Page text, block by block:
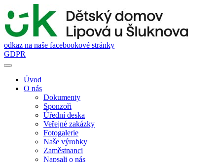
odkaz na naše facebookové stránky
GDPR
Úvod
O nás
Dokumenty
Sponzoři
Úřední deska
Veřejné zakázky
Fotogalerie
Naše výrobky
Zaměstnanci
Napsali o nás